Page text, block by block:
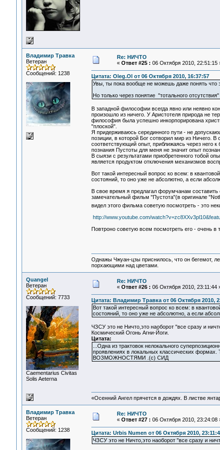
Владимир Травка
Ветеран
Сообщений: 1238
Re: НИЧТО
« Ответ #25 : 06 Октября 2010, 22:51:15
Цитата: Oleg.Ol от 06 Октября 2010, 16:37:57
Увы, ты пока вообще не можешь даже понять что
Но только через понятие "тотального
В западной философии всегда явно или неявно
произошло из ничего. У Аристотеля природа не
философия была успешно инкорпорирована
"плоской".
Я придерживаюсь серединного пути - не
позиции, в которой Бог сотворил мир из Ничего.
соответствующий опыт, приближаясь через него
познания Пустоты для меня не значит опыт
В сыязи с результатами приобретенного тобой
является продуктом отключения механизмов
Вот такой интересный вопрос ко всем: в
состояний, то оно уже не абсолютно, а если
В свое время я предлагал форумчанам
замечательный фильм "Пустота"(в оригинале
видел этого фильма советую посмотреть - это
http://www.youtube.com/
Повтроно советую всем посмотреть его - очень в
Однажы Чжуан-цзы приснилось, что он бегемот,
порхающими над цветами.
Quangel
Ветеран
Сообщений: 7733
Сaementarius Civitas
Solis Aeterna
Re: НИЧТО
« Ответ #26 : 06 Октября 2010, 23:11:44
Цитата: Владимир Травка от 06 Октября 2010,
Вот такой интересный вопрос ко всем: в
состояний, то оно уже не абсолютно, а если
ЧЗСУ это не Ничто,это наоборот "все сразу и
Космический Огонь Агни-Йоги.
Цитата:
...Одна из трактовок нелокального
проявлениях в локальных классических
ВОЗМОЖНОСТЯМИ .(с) СИД
«Осенний Ангел прячется в дождях. В листве
Владимир Травка
Ветеран
Сообщений: 1238
Re: НИЧТО
« Ответ #27 : 06 Октября 2010, 23:24:08
Цитата: Urbis Numen от 06 Октября 2010,
ЧЗСУ это не Ничто,это наоборот "все сразу и